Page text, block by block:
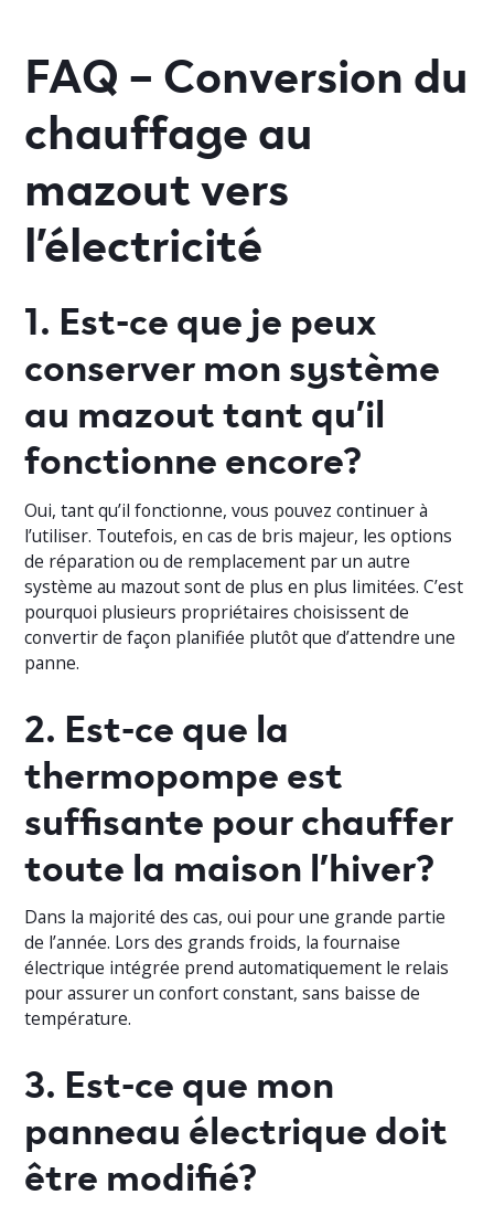
FAQ – Conversion du
chauffage au
mazout vers
l’électricité
1. Est-ce que je peux
conserver mon système
au mazout tant qu’il
fonctionne encore?
Oui, tant qu’il fonctionne, vous pouvez continuer à
l’utiliser. Toutefois, en cas de bris majeur, les options
de réparation ou de remplacement par un autre
système au mazout sont de plus en plus limitées. C’est
pourquoi plusieurs propriétaires choisissent de
convertir de façon planifiée plutôt que d’attendre une
panne.
2. Est-ce que la
thermopompe est
suffisante pour chauffer
toute la maison l’hiver?
Dans la majorité des cas, oui pour une grande partie
de l’année. Lors des grands froids, la fournaise
électrique intégrée prend automatiquement le relais
pour assurer un confort constant, sans baisse de
température.
3. Est-ce que mon
panneau électrique doit
être modifié?